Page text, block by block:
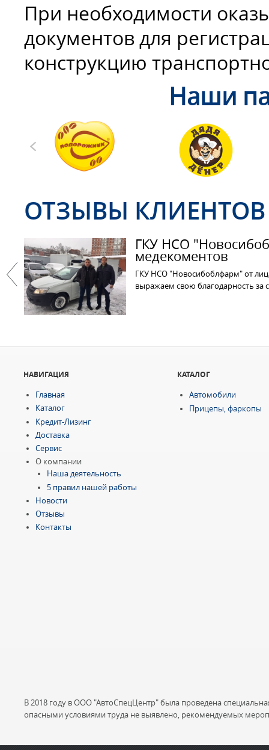
При необходимости
документов для
конструкцию
Наши
ОТЗЫВЫ КЛИЕНТОВ
ГКУ НСО
медекоментов
ГКУ НСО "Новосибоблфарм" от
выражаем свою благодарность за
Previous
НАВИГАЦИЯ
Главная
Каталог
Кредит-Лизинг
Доставка
Сервис
О компании
Наша деятельность
5 правил нашей работы
Новости
Отзывы
Контакты
КАТАЛОГ
Автомобили
Прицепы, фаркопы
В 2018 году в ООО "АвтоСпецЦентр" была проведена
опасными условиями труда не выявлено, рекомендуемых